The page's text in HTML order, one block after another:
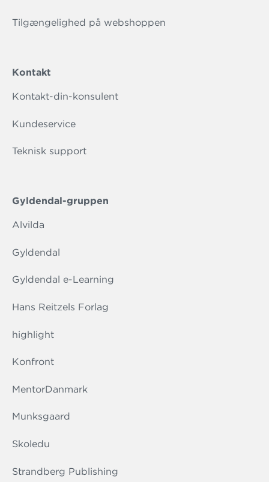
Tilgængelighed på webshoppen
Kontakt
Kontakt-din-konsulent
Kundeservice
Teknisk support
Gyldendal-gruppen
Alvilda
Gyldendal
Gyldendal e-Learning
Hans Reitzels Forlag
highlight
Konfront
MentorDanmark
Munksgaard
Skoledu
Strandberg Publishing